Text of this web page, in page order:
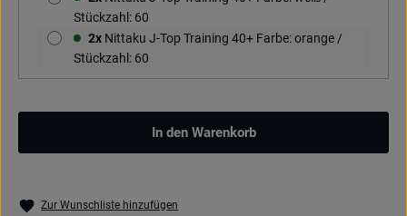
Stückzahl: 60
2x Nittaku J-Top Training 40+ Farbe: orange /
Stückzahl: 60
In den Warenkorb
Zur Wunschliste hinzufügen